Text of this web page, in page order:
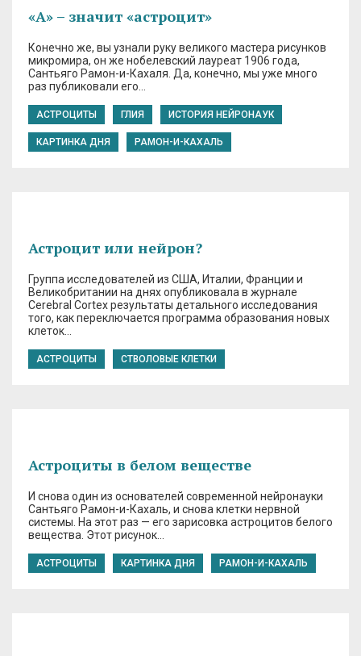
«А» – значит «астроцит»
Конечно же, вы узнали руку великого мастера рисунков
микромира, он же нобелевский лауреат 1906 года,
Сантьяго Рамон-и-Кахаля. Да, конечно, мы уже много
раз публиковали его…
АСТРОЦИТЫ ГЛИЯ ИСТОРИЯ НЕЙРОНАУК
КАРТИНКА ДНЯ РАМОН-И-КАХАЛЬ
Астроцит или нейрон?
Группа исследователей из США, Италии, Франции и
Великобритании на днях опубликовала в журнале
Cerebral Cortex результаты детального исследования
того, как переключается программа образования новых
клеток…
АСТРОЦИТЫ СТВОЛОВЫЕ КЛЕТКИ
Астроциты в белом веществе
И снова один из основателей современной нейронауки
Сантьяго Рамон-и-Кахаль, и снова клетки нервной
системы. На этот раз — его зарисовка астроцитов белого
вещества. Этот рисунок…
АСТРОЦИТЫ КАРТИНКА ДНЯ РАМОН-И-КАХАЛЬ